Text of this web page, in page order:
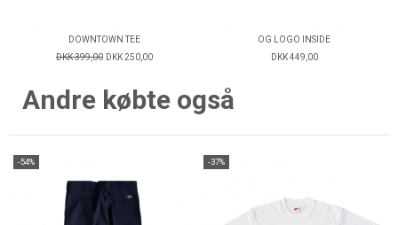
DOWNTOWN TEE
DKK 399,00 DKK 250,00
OG LOGO INSIDE
DKK 449,00
Andre købte også
-54% -37%